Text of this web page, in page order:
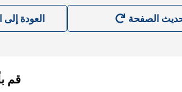
العودة
قم